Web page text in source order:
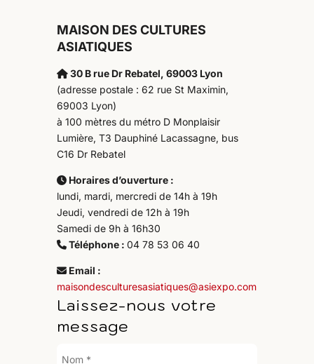
MAISON DES CULTURES
ASIATIQUES
30 B rue Dr Rebatel, 69003 Lyon
(adresse postale : 62 rue St Maximin,
69003 Lyon)
à 100 mètres du métro D Monplaisir
Lumière, T3 Dauphiné Lacassagne, bus
C16 Dr Rebatel
Horaires d’ouverture :
lundi, mardi, mercredi de 14h à 19h
Jeudi, vendredi de 12h à 19h
Samedi de 9h à 16h30
Téléphone : 04 78 53 06 40
Email :
maisondesculturesasiatiques@asiexpo.com
Laissez-nous votre
message